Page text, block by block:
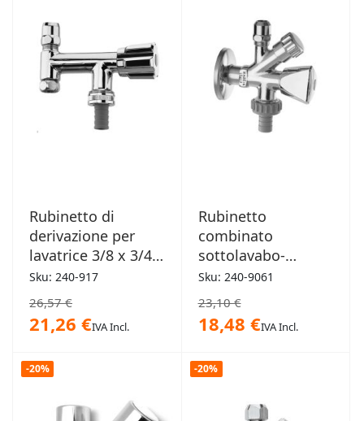
Rubinetto di
derivazione per
lavatrice 3/8 x 3/4
VA Albertoni
Sku: 240-917
26,57 €
21,26 €IVA Incl.
Rubinetto
combinato
sottolavabo-
lavatrice con
portagomma
Sku: 240-9061
23,10 €
18,48 €IVA Incl.
-20% -20%